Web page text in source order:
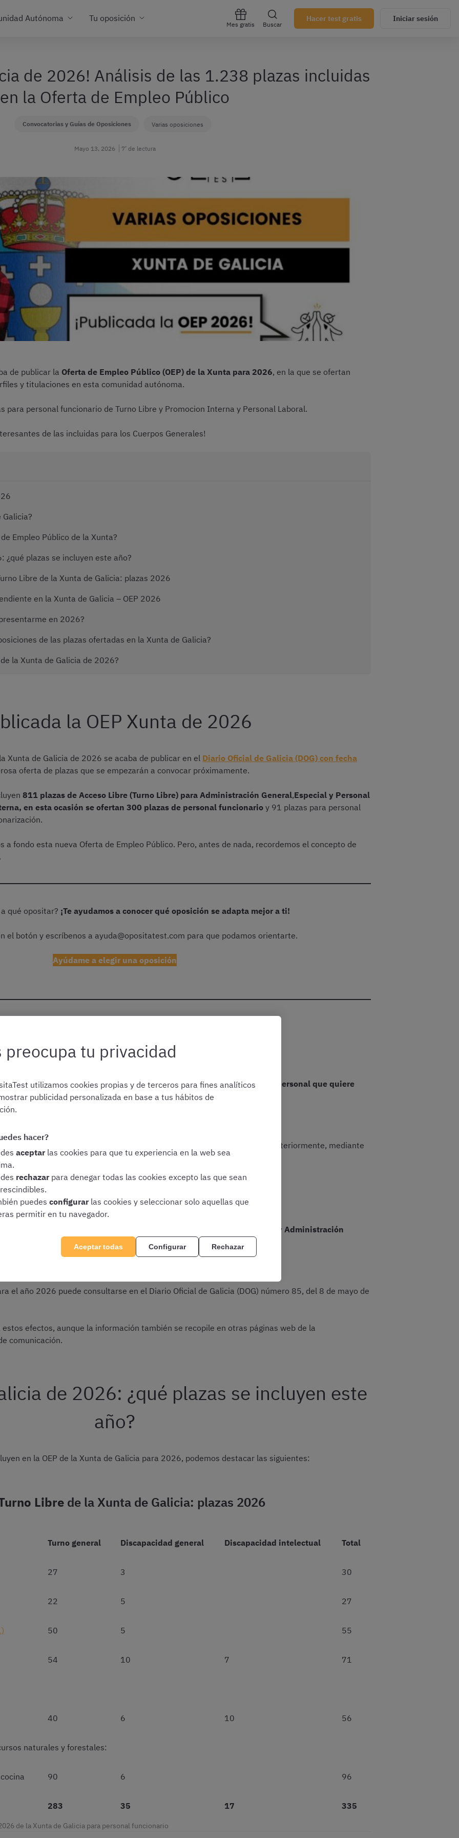
Autónoma Tu oposición
Mes gratis Buscar
Hacer test gratis Iniciar sesión
de 2026! Análisis de las 1.238 plazas incluidas
en la Oferta de Empleo Público
Convocatorias y Guías de Oposiciones Varias oposiciones
Mayo 13, 2026 7’ de lectura
de publicar la Oferta de Empleo Público (OEP) de la Xunta para 2026, en la que se ofertan
y titulaciones en esta comunidad autónoma.
para personal funcionario de Turno Libre y Promocion Interna y Personal Laboral.
de las incluidas para los Cuerpos Generales!
Galicia?
Empleo Público de la Xunta?
¿qué plazas se incluyen este año?
Libre de la Xunta de Galicia: plazas 2026
en la Xunta de Galicia – OEP 2026
en 2026?
de las plazas ofertadas en la Xunta de Galicia?
la Xunta de Galicia de 2026?
la OEP Xunta de 2026
Xunta de Galicia de 2026 se acaba de publicar en el Diario Oficial de Galicia (DOG) con fecha
oferta de plazas que se empezarán a convocar próximamente.
811 plazas de Acceso Libre (Turno Libre) para Administración General,Especial y Personal
en esta ocasión se ofertan 300 plazas de personal funcionario y 91 plazas para personal
a fondo esta nueva Oferta de Empleo Público. Pero, antes de nada, recordemos el concepto de
qué opositar? ¡Te ayudamos a conocer qué oposición se adapta mejor a ti!
el botón y escríbenos a ayuda@opositatest.com para que podamos orientarte.
Ayúdame a elegir una oposición
es la OEP de la Xunta de Galicia?
de la Xunta de Galicia es eldocumento que recoge las necesidades de personal que quiere
durante los próximos meses.
que se convocarán próximamente.
. Las convocatorias de oposiciones se realizarán posteriormente, mediante
de plaza.
Empleo Público de la Xunta?
de Galicia se aprueba mediante
Decreto de la Consellería de Hacienda y Administración
Público de la Xunta oficial?
el año 2026 puede consultarse en el Diario Oficial de Galicia (DOG) número 85, del 8 de mayo de
efectos, aunque la información también se recopile en otras páginas web de la
comunicación.
de 2026: ¿qué plazas se incluyen este
año?
en la OEP de la Xunta de Galicia para 2026, podemos destacar las siguientes:
Libre de la Xunta de Galicia: plazas 2026
Turno general Discapacidad general Discapacidad intelectual Total
27 3 30
22 5 27
50 5 55
54 10 7 71
40 6 10 56
naturales y forestales:
90 6 96
283 35 17 335
de la Xunta de Galicia para personal funcionario
preocupa tu privacidad
utilizamos cookies propias y de terceros para fines analíticos
publicidad personalizada en base a tus hábitos de
hacer?
aceptar las cookies para que tu experiencia en la web sea
rechazar para denegar todas las cookies excepto las que sean
puedes configurar las cookies y seleccionar solo aquellas que
permitir en tu navegador.
Aceptar todas Configurar Rechazar